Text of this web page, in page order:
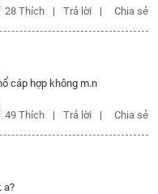
28 Thích Trả lời Chia sẻ
cáp hợp không m.n
49 Thích Trả lời Chia sẻ
a?